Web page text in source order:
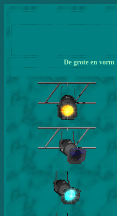
De grote en